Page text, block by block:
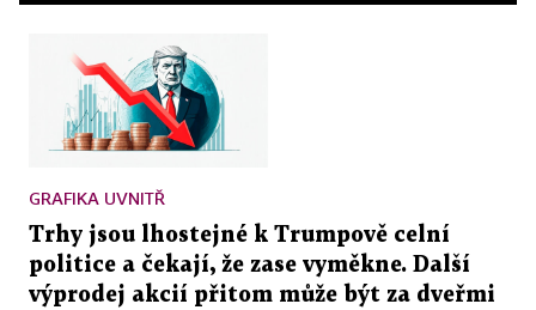
GRAFIKA UVNITŘ
Trhy jsou lhostejné k Trumpově celní
politice a čekají, že zase vyměkne. Další
výprodej akcií přitom může být za dveřmi